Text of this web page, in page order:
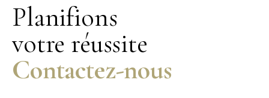
Planifions
votre réussite
Contactez-nous